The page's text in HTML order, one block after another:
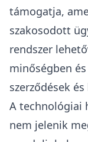
támogatja,
szakosodott
rendszer
minőségben
szerződések
A technológiai
nem jelenik